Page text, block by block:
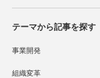
テーマから記事を探す
事業開発
組織変革